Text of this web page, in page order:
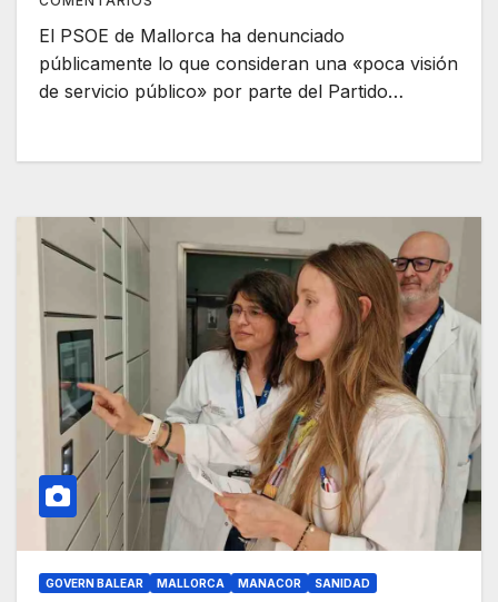
El PSOE de Mallorca ha denunciado
públicamente lo que consideran una «poca visión
de servicio público» por parte del Partido…
GOVERN BALEAR MALLORCA MANACOR SANIDAD